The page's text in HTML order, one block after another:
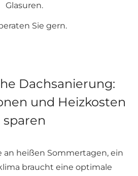
Glasuren.
Sie gern.
Dachsanierung:
und Heizkosten
sparen
heißen Sommertagen, ein
braucht eine optimale